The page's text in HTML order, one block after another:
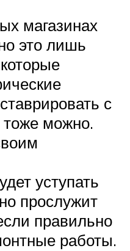
магазинах
это лишь
с
можно.
уступать
прослужит
правильно
работы.